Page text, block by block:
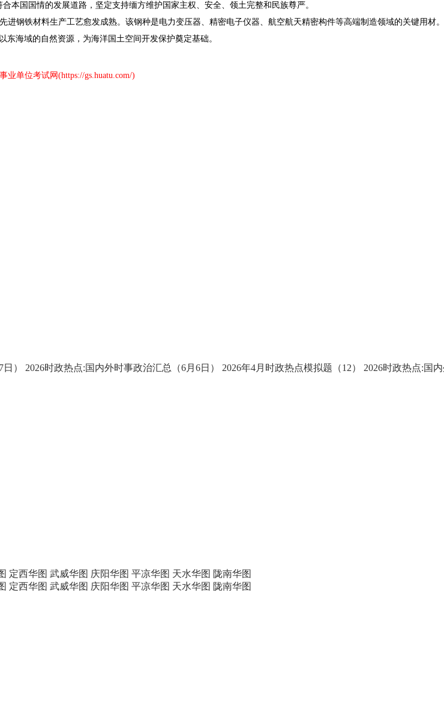
国国情的发展道路，坚定支持缅方维护国家主权、安全、领土完整和民族尊严。
钢铁材料生产工艺愈发成熟。该钢种是电力变压器、精密电子仪器、航空航天精密构件等高端制造领域的关键用材。
海域的自然资源，为海洋国土空间开发保护奠定基础。
业单位考试网(https://gs.huatu.com/)
） 2026时政热点:国内外时事政治汇总（6月6日） 2026年4月时政热点模拟题（12）
2026时政热点:国
定西华图 武威华图 庆阳华图 平凉华图 天水华图 陇南华图
定西华图 武威华图 庆阳华图 平凉华图 天水华图 陇南华图